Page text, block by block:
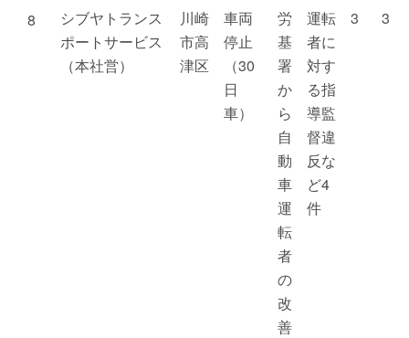
8
シブヤトランス
ポートサービス
（本社営）
川崎
市高
津区
車両
停止
（30
日
車）
労
基
署
か
ら
自
動
車
運
転
者
の
改
善
運転
者に
対す
る指
導監
督違
反な
ど4
件
3 3